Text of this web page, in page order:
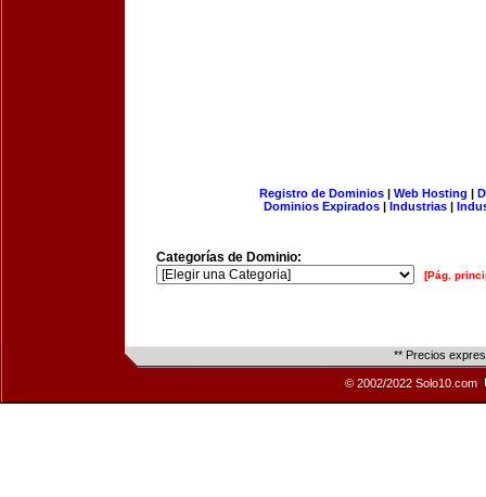
Registro de Dominios| Web Hosting |
Dominios Expirados | Industrias |
Categorías de Dominio:
[Pág.
** Precios
© 2002/2022 Solo10.com